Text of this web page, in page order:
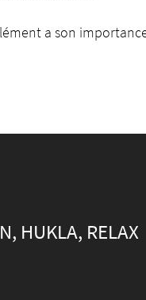
a son
HUKLA, RELAX